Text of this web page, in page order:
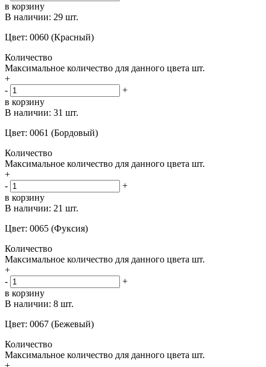
в корзину
В наличии: 29 шт.
Цвет: 0060 (Красный)
Количество
Максимальное количество для данного цвета шт.
+
-
+
в корзину
В наличии: 31 шт.
Цвет: 0061 (Бордовый)
Количество
Максимальное количество для данного цвета шт.
+
-
+
в корзину
В наличии: 21 шт.
Цвет: 0065 (Фуксия)
Количество
Максимальное количество для данного цвета шт.
+
-
+
в корзину
В наличии: 8 шт.
Цвет: 0067 (Бежевый)
Количество
Максимальное количество для данного цвета шт.